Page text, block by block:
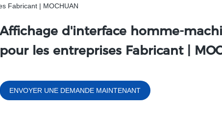
Fabricant | MOCHUAN
Affichage d'interface homme-
pour les entreprises Fabricant |
ENVOYER UNE DEMANDE MAINTENANT